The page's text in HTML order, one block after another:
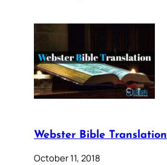
Webster Bible Translation
October 11, 2018